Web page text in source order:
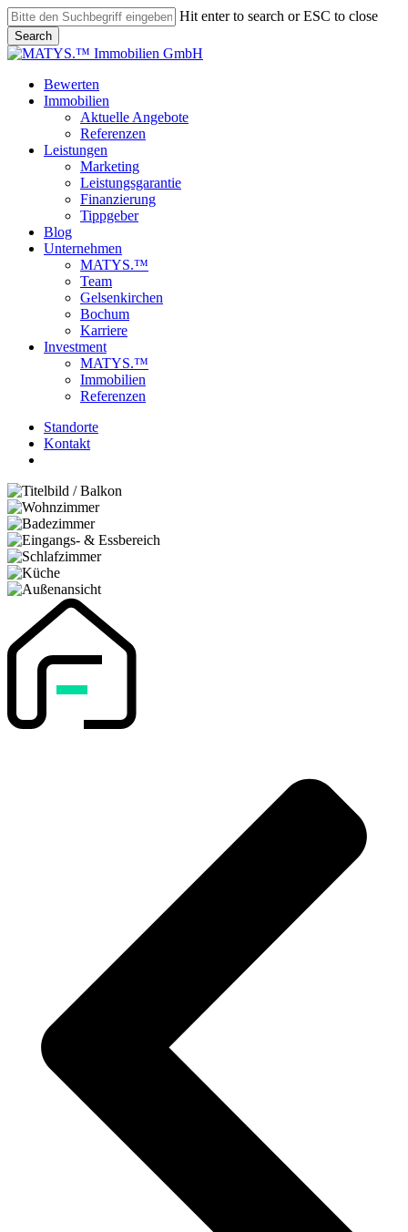
Skip
to
main
content
Hit enter to search or ESC to close
Search
Close
search
Menu
Bewerten
Immobilien
Aktuelle Angebote
Referenzen
Leistungen
Marketing
Leistungsgarantie
Finanzierung
Tippgeber
Blog
Unternehmen
MATYS.™
Team
Gelsenkirchen
Bochum
Karriere
Investment
MATYS.™
Immobilien
Referenzen
Standorte
Kontakt